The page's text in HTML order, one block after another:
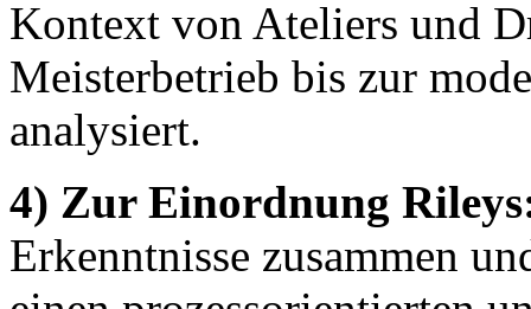
Kontext von Ateliers und
Meisterbetrieb bis zur
analysiert.
4) Zur Einordnung
Erkenntnisse zusammen